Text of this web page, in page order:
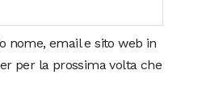
nome, email e sito web in
per la prossima volta che